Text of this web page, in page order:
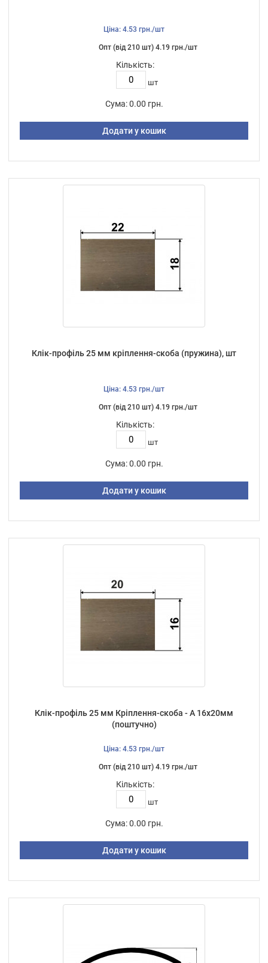
Ціна: 4.53 грн./шт
Опт (від 210 шт) 4.19 грн./шт
Кількість:
шт
Сума: 0.00 грн.
Додати у кошик
Клік-профіль 25 мм кріплення-скоба (пружина), шт
Ціна: 4.53 грн./шт
Опт (від 210 шт) 4.19 грн./шт
Кількість:
шт
Сума: 0.00 грн.
Додати у кошик
Клік-профіль 25 мм Кріплення-скоба - А 16х20мм
(поштучно)
Ціна: 4.53 грн./шт
Опт (від 210 шт) 4.19 грн./шт
Кількість:
шт
Сума: 0.00 грн.
Додати у кошик